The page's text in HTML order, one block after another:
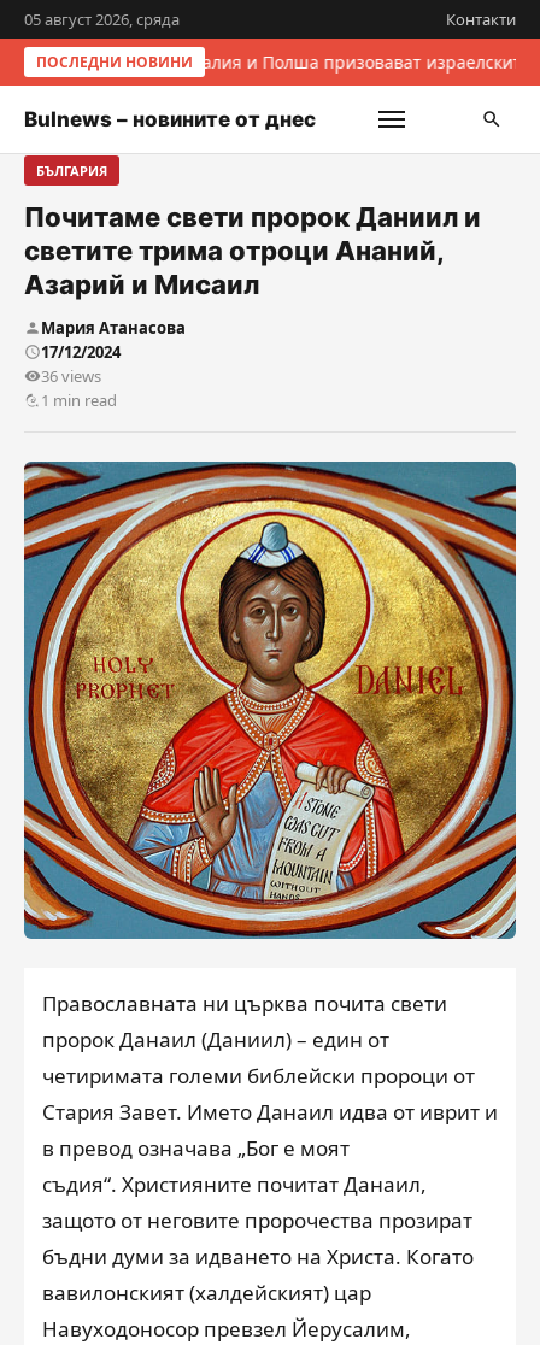
05 август 2026, сряда Контакти
ПОСЛЕДНИ НОВИНИИталия и Полша призовават израелските
Bulnews – новините от днес
БЪЛГАРИЯ
Почитаме свети пророк Даниил и
светите трима отроци Ананий,
Азарий и Мисаил
Мария Атанасова
17/12/2024
36 views
1 min read
Православната ни църква почита свети
пророк Данаил (Даниил) – един от
четиримата големи библейски пророци от
Стария Завет. Името Данаил идва от иврит и
в превод означава „Бог е моят
съдия“. Християните почитат Данаил,
защото от неговите пророчества прозират
бъдни думи за идването на Христа. Когато
вавилонският (халдейският) цар
Навуходоносор превзел Йерусалим,